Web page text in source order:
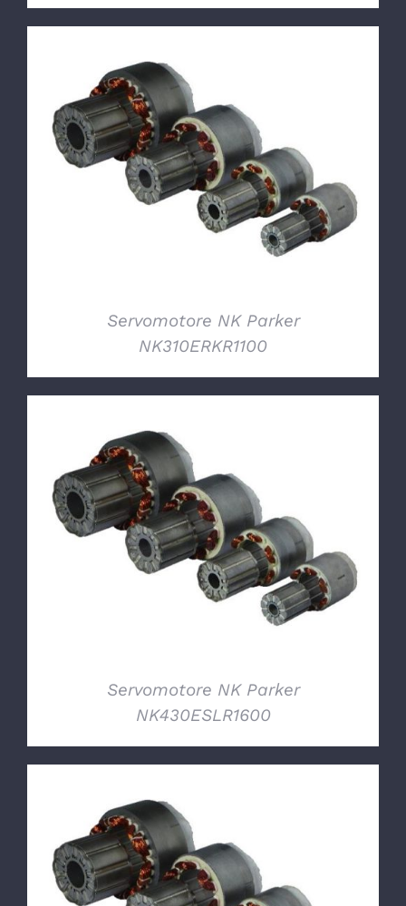
DETTAGLI
Servomotore NK Parker
NK310ERKR1100
DETTAGLI
Servomotore NK Parker
NK430ESLR1600
DETTAGLI